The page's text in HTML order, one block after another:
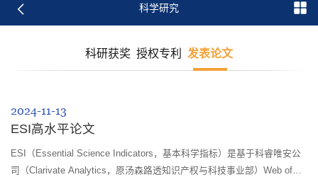
科学研究
科研获奖 授权专利 发表论文
2024-11-13
ESI高水平论文
ESI（Essential Science Indicators，基本科学指标）是基于科睿唯安公
司（Clarivate Analytics，原汤森路透知识产权与科技事业部）Web of